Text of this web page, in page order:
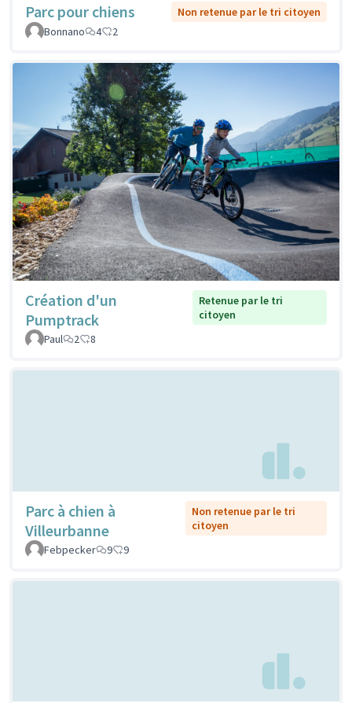
Parc pour chiens
Non retenue par le tri citoyen
Bonnano
4 2
Création d'un
Pumptrack
Retenue par le tri
citoyen
Paul
2 8
Parc à chien à
Villeurbanne
Non retenue par le tri
citoyen
Febpecker
9 9